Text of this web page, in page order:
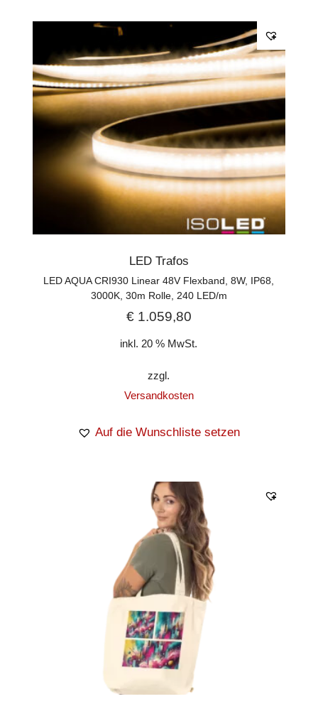
LED Trafos
LED AQUA CRI930 Linear 48V Flexband, 8W, IP68,
3000K, 30m Rolle, 240 LED/m
€1.059,80
inkl. 20 % MwSt.
zzgl.
Versandkosten
Auf die Wunschliste setzen